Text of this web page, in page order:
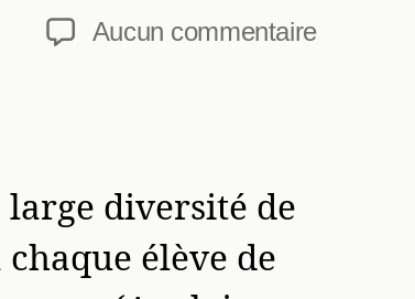
Aucun commentairesur
large diversité de
élève de